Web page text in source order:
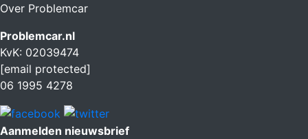
Over Problemcar
Problemcar.nl
KvK: 02039474
[email protected]
06 1995 4278
Aanmelden nieuwsbrief